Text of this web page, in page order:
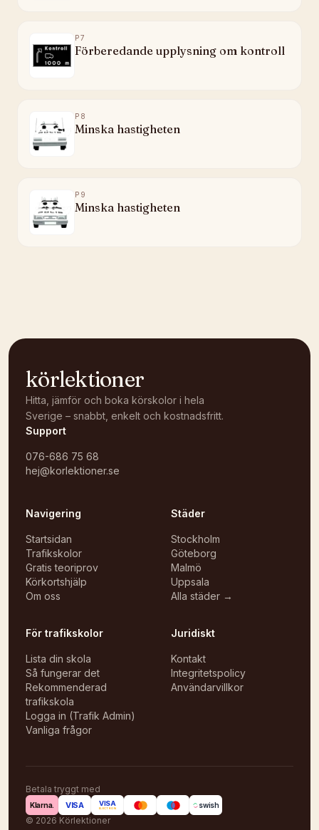
P7
Förberedande upplysning om kontroll
P8
Minska hastigheten
P9
Minska hastigheten
körlektioner
Hitta, jämför och boka körskolor i hela
Sverige – snabbt, enkelt och kostnadsfritt.
Support
076-686 75 68
hej@korlektioner.se
Navigering
Startsidan
Trafikskolor
Gratis teoriprov
Körkortshjälp
Om oss
Städer
Stockholm
Göteborg
Malmö
Uppsala
Alla städer →
För trafikskolor
Lista din skola
Så fungerar det
Rekommenderad
trafikskola
Logga in (Trafik Admin)
Vanliga frågor
Juridiskt
Kontakt
Integritetspolicy
Användarvillkor
© 2026 Körlektioner
Betala tryggt med
Klarna. VISA VISA
ELECTRON swish